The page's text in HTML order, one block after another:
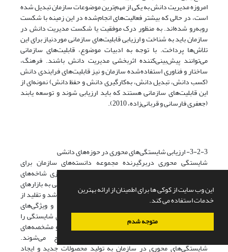
این وب سایت از کوکی ها برای اطمینان از ارائه بهترین
خدمات استفاده می کند.
متوجه شدم
امروزه مدیریت دانش به یکی از مهم‌ترین موضوعات سازمان تبدیل شده
است، در حالی که بیشتر فعالیت‌های انجام‌شده در این زمینه با شکست
روبه‌رو شده‌اند. به منظور درک موفقیت یا شکست مدیریت دانش در
سازمان باید به شناخت و ارزیابی قابلیت‌های سازمانی موردنیاز برای این
تلاش‌ها پرداخت. با توجه به ادبیات موضوع، قابلیت‌های سازمانی
می‌توانند پیش‌بینی‌کننده اثر‌بخشی مدیریت دانش باشند. فرهنگ،
ساختار و فناوری استفاده‌شده سازمان و نیز قابلیت‌های فرایندی دانش
(کسب دانش، تبدیل دانش، به‌کارگیری دانش و حفظ دانش) نمونه‌ای از
این قابلیت‌های سازمانی هستند که باید ارزیابی شوند و توسعه یابند
(جعفری فارسانی و قربانی‌زاده، 2010).
3-2-3- ارزیابی شایستگی‌های محوری در حوزه‌های دانشی
شایستگی محوری دربرگیرنده مجموعه دانسته‌های سازمان برای
هماهنگی بین مهارت‌های تولیدی مختلف و یکپارچه‌سازی شاخه‌های
چندگانه تکنولوژی است و زمانی معنی‌دار است که دستیابی به بازارهای
جدید را فراهم آورد، نیازهای خاص مشتریان را جوابگو باشد و تقلید از
آن را دشوار کند. در این مرحله با توجه به معیارها و ویژگی‌های
شایستگی‌ها، تجمیعی از قابلیت‌ها که شرایط و ویژگی‌های شایستگی را
دارد، شناسایی می‌شود و درنهایت با توجه به معیارها و مشخصه‌های
شایستگی‌های محوری، این شایستگی‌ها استخراج می‌شوند.
شایستگی‌های محوری در سازمان به تولید محصولات جدید و ایجاد